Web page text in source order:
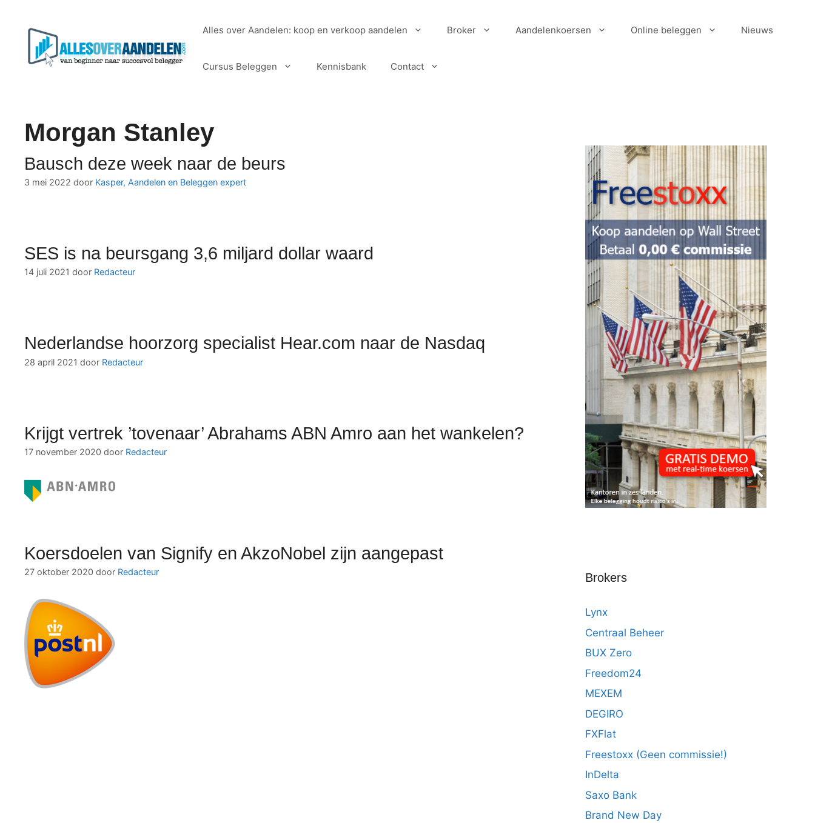
Alles over Aandelen: koop en verkoop aandelen Broker Aandelenkoersen Online beleggen Nieuws
Cursus Beleggen Kennisbank Contact
Morgan Stanley
Bausch deze week naar de beurs
3 mei 2022 door Kasper, Aandelen en Beleggen expert
SES is na beursgang 3,6 miljard dollar waard
14 juli 2021 door Redacteur
Nederlandse hoorzorg specialist Hear.com naar de Nasdaq
28 april 2021 door Redacteur
Krijgt vertrek ’tovenaar’ Abrahams ABN Amro aan het wankelen?
17 november 2020 door Redacteur
Koersdoelen van Signify en AkzoNobel zijn aangepast
27 oktober 2020 door Redacteur Brokers
Lynx
Centraal Beheer
BUX Zero
Freedom24
MEXEM
DEGIRO
FXFlat
Freestoxx (Geen commissie!)
InDelta
Saxo Bank
Brand New Day